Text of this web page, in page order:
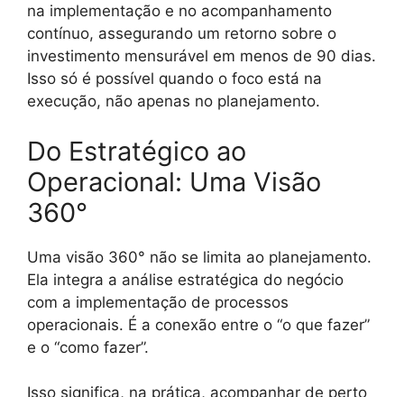
na implementação e no acompanhamento
contínuo, assegurando um retorno sobre o
investimento mensurável em menos de 90 dias.
Isso só é possível quando o foco está na
execução, não apenas no planejamento.
Do Estratégico ao
Operacional: Uma Visão
360°
Uma visão 360° não se limita ao planejamento.
Ela integra a análise estratégica do negócio
com a implementação de processos
operacionais. É a conexão entre o “o que fazer”
e o “como fazer”.
Isso significa, na prática, acompanhar de perto